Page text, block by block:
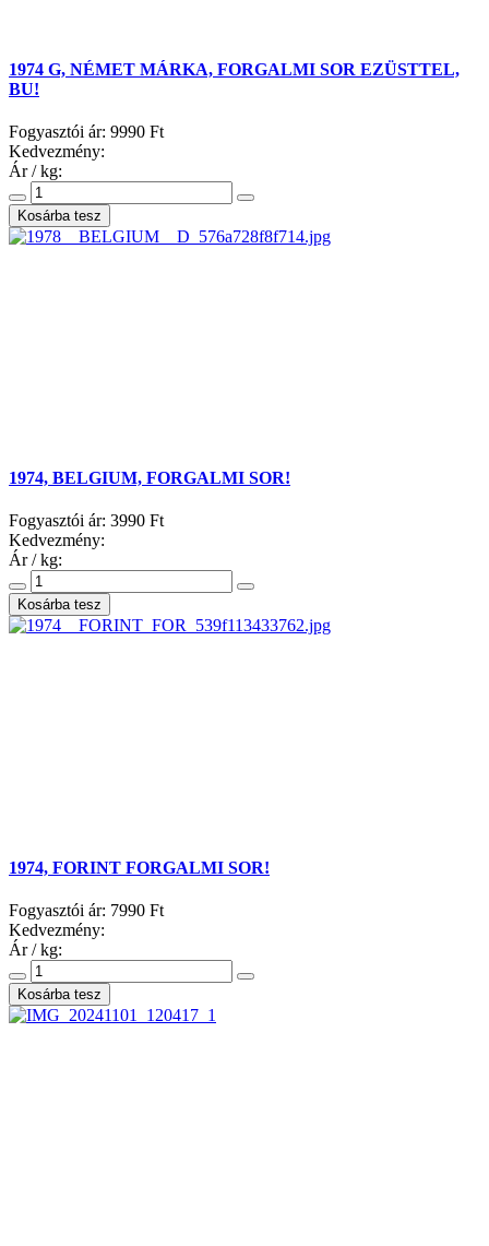
1974 G, NÉMET MÁRKA, FORGALMI SOR EZÜSTTEL,
BU!
Fogyasztói ár: 9990 Ft
Kedvezmény:
Ár / kg:
1974, BELGIUM, FORGALMI SOR!
Fogyasztói ár: 3990 Ft
Kedvezmény:
Ár / kg:
1974, FORINT FORGALMI SOR!
Fogyasztói ár: 7990 Ft
Kedvezmény:
Ár / kg: